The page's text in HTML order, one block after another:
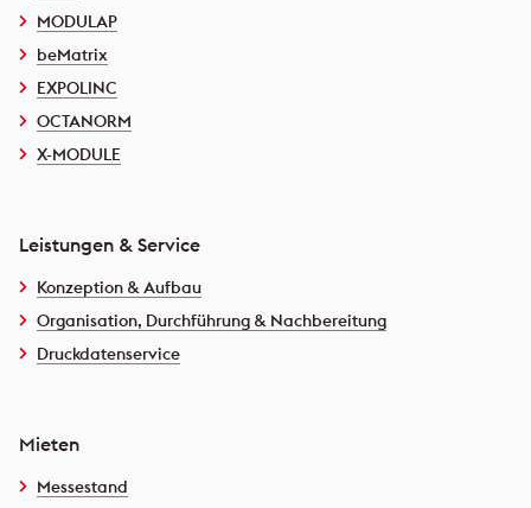
MODULAP
beMatrix
EXPOLINC
OCTANORM
X-MODULE
Leistungen & Service
Konzeption & Aufbau
Organisation, Durchführung & Nachbereitung
Druckdatenservice
Mieten
Messestand